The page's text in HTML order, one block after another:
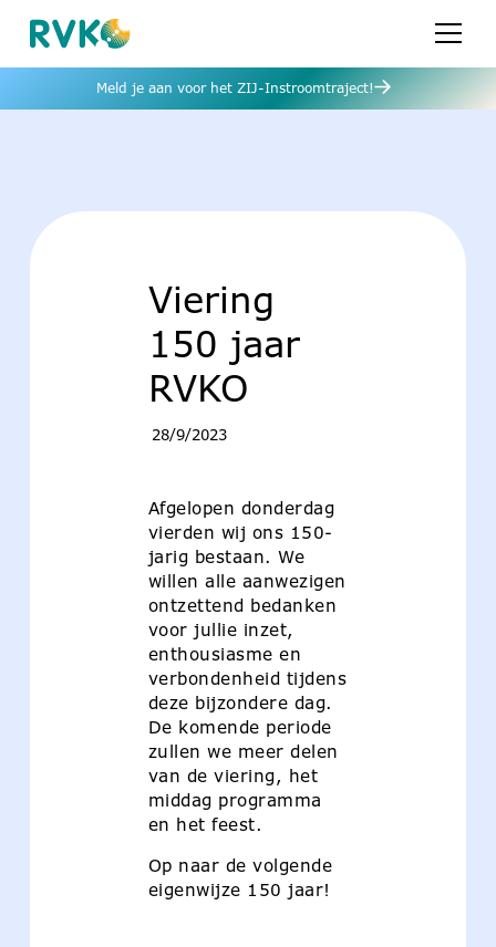
Meld je aan voor het ZIJ-Instroomtraject!
Viering
150 jaar
RVKO
28/9/2023
Afgelopen donderdag
vierden wij ons 150-
jarig bestaan. We
willen alle aanwezigen
ontzettend bedanken
voor jullie inzet,
enthousiasme en
verbondenheid tijdens
deze bijzondere dag.
De komende periode
zullen we meer delen
van de viering, het
middag programma
en het feest.
Op naar de volgende
eigenwijze 150 jaar!